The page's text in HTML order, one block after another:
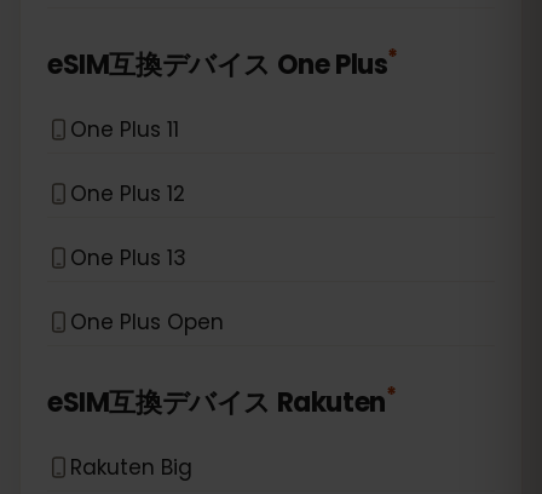
eSIM互換デバイス One Plus*
One Plus 11
One Plus 12
One Plus 13
One Plus Open
eSIM互換デバイス Rakuten*
Rakuten Big